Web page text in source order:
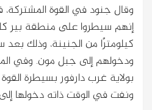
وقال جنود في القوة
كيلومترًا من الجنينة، وذلك
ودخولهم إلى جبل مون. وفي
بولاية غرب دارفور بسيطرة
ونفت في الوقت ذاته دخولها